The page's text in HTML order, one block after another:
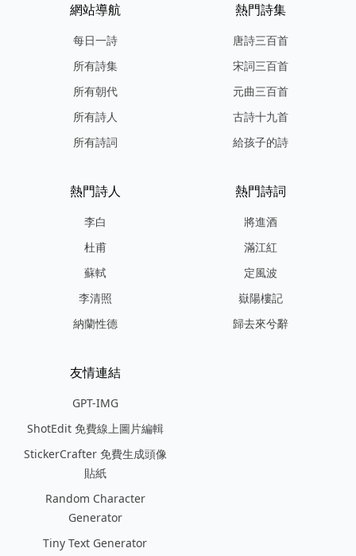
網站導航
每日一詩
所有詩集
所有朝代
所有詩人
所有詩詞
熱門詩集
唐詩三百首
宋詞三百首
元曲三百首
古詩十九首
給孩子的詩
熱門詩人
李白
杜甫
蘇軾
李清照
納蘭性德
熱門詩詞
將進酒
滿江紅
定風波
嶽陽樓記
歸去來兮辭
友情連結
GPT-IMG
ShotEdit 免費線上圖片編輯
StickerCrafter 免費生成頭像
貼紙
Random Character
Generator
Tiny Text Generator